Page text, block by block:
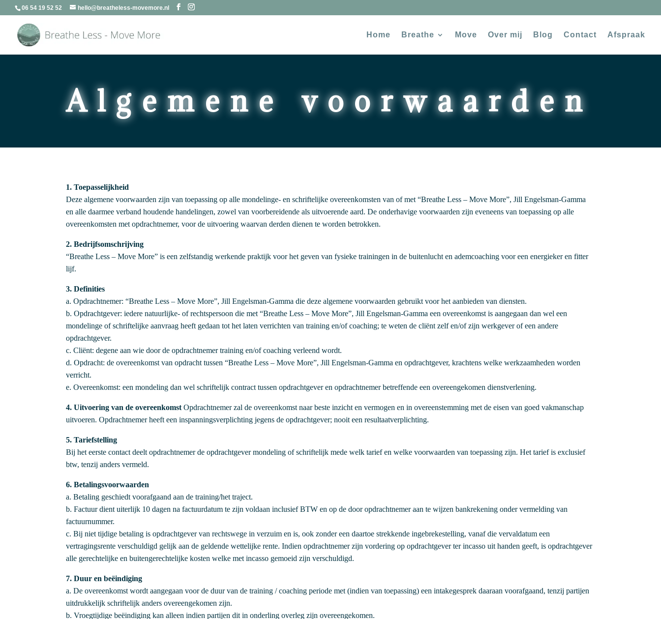
06 54 19 52 52 hello@breatheless-movemore.nl
Home Breathe Move Over mij Blog Contact Afspraak
Algemene voorwaarden
1. Toepasselijkheid
Deze algemene voorwaarden zijn van toepassing op alle mondelinge- en schriftelijke overeenkomsten van of met “Breathe Less – Move More”, Jill Engelsman-Gamma
en alle daarmee verband houdende handelingen, zowel van voorbereidende als uitvoerende aard. De onderhavige voorwaarden zijn eveneens van toepassing op alle
overeenkomsten met opdrachtnemer, voor de uitvoering waarvan derden dienen te worden betrokken.
2. Bedrijfsomschrijving
“Breathe Less – Move More” is een zelfstandig werkende praktijk voor het geven van fysieke trainingen in de buitenlucht en ademcoaching voor een energieker en fitter
lijf.
3. Definities
a. Opdrachtnemer: “Breathe Less – Move More”, Jill Engelsman-Gamma die deze algemene voorwaarden gebruikt voor het aanbieden van diensten.
b. Opdrachtgever: iedere natuurlijke- of rechtspersoon die met “Breathe Less – Move More”, Jill Engelsman-Gamma een overeenkomst is aangegaan dan wel een
mondelinge of schriftelijke aanvraag heeft gedaan tot het laten verrichten van training en/of coaching; te weten de cliënt zelf en/of zijn werkgever of een andere
opdrachtgever.
c. Cliënt: degene aan wie door de opdrachtnemer training en/of coaching verleend wordt.
d. Opdracht: de overeenkomst van opdracht tussen “Breathe Less – Move More”, Jill Engelsman-Gamma en opdrachtgever, krachtens welke werkzaamheden worden
verricht.
e. Overeenkomst: een mondeling dan wel schriftelijk contract tussen opdrachtgever en opdrachtnemer betreffende een overeengekomen dienstverlening.
4. Uitvoering van de overeenkomst Opdrachtnemer zal de overeenkomst naar beste inzicht en vermogen en in overeenstemming met de eisen van goed vakmanschap
uitvoeren. Opdrachtnemer heeft een inspanningsverplichting jegens de opdrachtgever; nooit een resultaatverplichting.
5. Tariefstelling
Bij het eerste contact deelt opdrachtnemer de opdrachtgever mondeling of schriftelijk mede welk tarief en welke voorwaarden van toepassing zijn. Het tarief is exclusief
btw, tenzij anders vermeld.
6. Betalingsvoorwaarden
a. Betaling geschiedt voorafgaand aan de training/het traject.
b. Factuur dient uiterlijk 10 dagen na factuurdatum te zijn voldaan inclusief BTW en op de door opdrachtnemer aan te wijzen bankrekening onder vermelding van
factuurnummer.
c. Bij niet tijdige betaling is opdrachtgever van rechtswege in verzuim en is, ook zonder een daartoe strekkende ingebrekestelling, vanaf die vervaldatum een
vertragingsrente verschuldigd gelijk aan de geldende wettelijke rente. Indien opdrachtnemer zijn vordering op opdrachtgever ter incasso uit handen geeft, is opdrachtgever
alle gerechtelijke en buitengerechtelijke kosten welke met incasso gemoeid zijn verschuldigd.
7. Duur en beëindiging
a. De overeenkomst wordt aangegaan voor de duur van de training / coaching periode met (indien van toepassing) een intakegesprek daaraan voorafgaand, tenzij partijen
uitdrukkelijk schriftelijk anders overeengekomen zijn.
b. Vroegtijdige beëindiging kan alleen indien partijen dit in onderling overleg zijn overeengekomen.